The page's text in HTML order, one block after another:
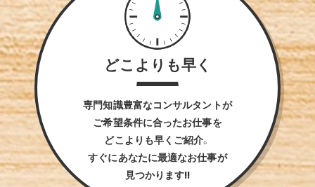
どこよりも早く
専門知識豊富なコンサルタントが
ご希望条件に合ったお仕事を
どこよりも早くご紹介。
すぐにあなたに最適なお仕事が
見つかります!!